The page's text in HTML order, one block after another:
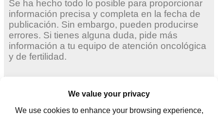
Se ha hecho todo lo posible para proporcionar
información precisa y completa en la fecha de
publicación. Sin embargo, pueden producirse
errores. Si tienes alguna duda, pide más
información a tu equipo de atención oncológica
y de fertilidad.